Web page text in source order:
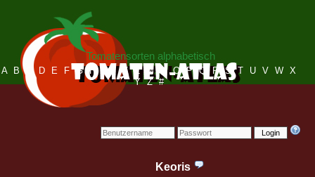
Login
Tomatensorten alphabetisch
A B C D E F G H I J K L M N O P Q R S T U V W X
Y Z #
Keoris